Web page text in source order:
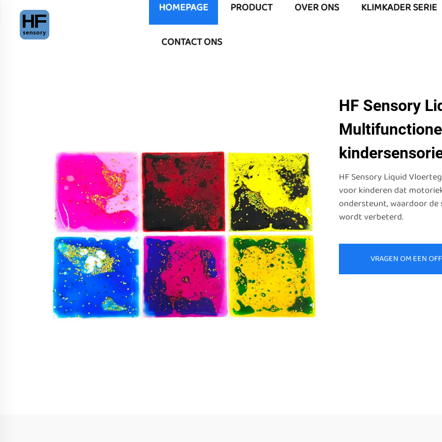
HOMEPAGE PRODUCT OVER ONS KLIMKADER SERIE
CONTACT ONS
HF Sensory
HF Sensory Liquid
voor kinderen dat
ondersteunt, waardoor
wordt verbeterd.
VRAGEN OM EEN